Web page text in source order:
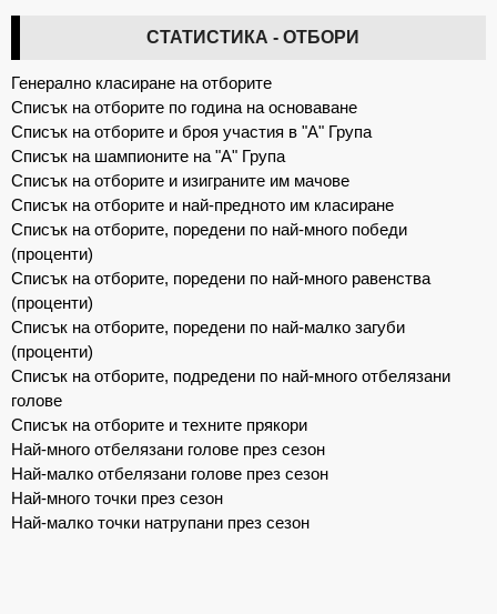
СТАТИСТИКА - ОТБОРИ
Генерално класиране на отборите
Списък на отборите по година на основаване
Списък на отборите и броя участия в "А" Група
Списък на шампионите на "А" Група
Списък на отборите и изиграните им мачове
Списък на отборите и най-предното им класиране
Списък на отборите, поредени по най-много победи
(проценти)
Списък на отборите, поредени по най-много равенства
(проценти)
Списък на отборите, поредени по най-малко загуби
(проценти)
Списък на отборите, подредени по най-много отбелязани
голове
Списък на отборите и техните прякори
Най-много отбелязани голове през сезон
Най-малко отбелязани голове през сезон
Най-много точки през сезон
Най-малко точки натрупани през сезон